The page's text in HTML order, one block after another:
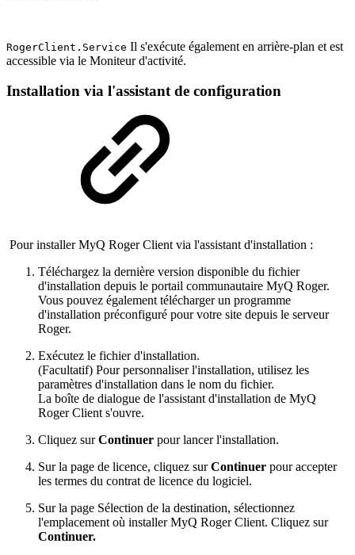
RogerClient.Service Il s'exécute également en arrière-plan et est
accessible via le Moniteur d'activité.
Installation via l'assistant de configuration
Pour installer MyQ Roger Client via l'assistant d'installation :
Téléchargez la dernière version disponible du fichier
d'installation depuis le portail communautaire MyQ Roger.
Vous pouvez également télécharger un programme
d'installation préconfiguré pour votre site depuis le serveur
Roger.
Exécutez le fichier d'installation.
(Facultatif) Pour personnaliser l'installation, utilisez les
paramètres d'installation dans le nom du fichier.
La boîte de dialogue de l'assistant d'installation de MyQ
Roger Client s'ouvre.
Cliquez surContinuer pour lancer l'installation.
Sur la page de licence, cliquez surContinuer pour accepter
les termes du contrat de licence du logiciel.
Sur la page Sélection de la destination, sélectionnez
l'emplacement où installer MyQ Roger Client. Cliquez sur
Continuer.